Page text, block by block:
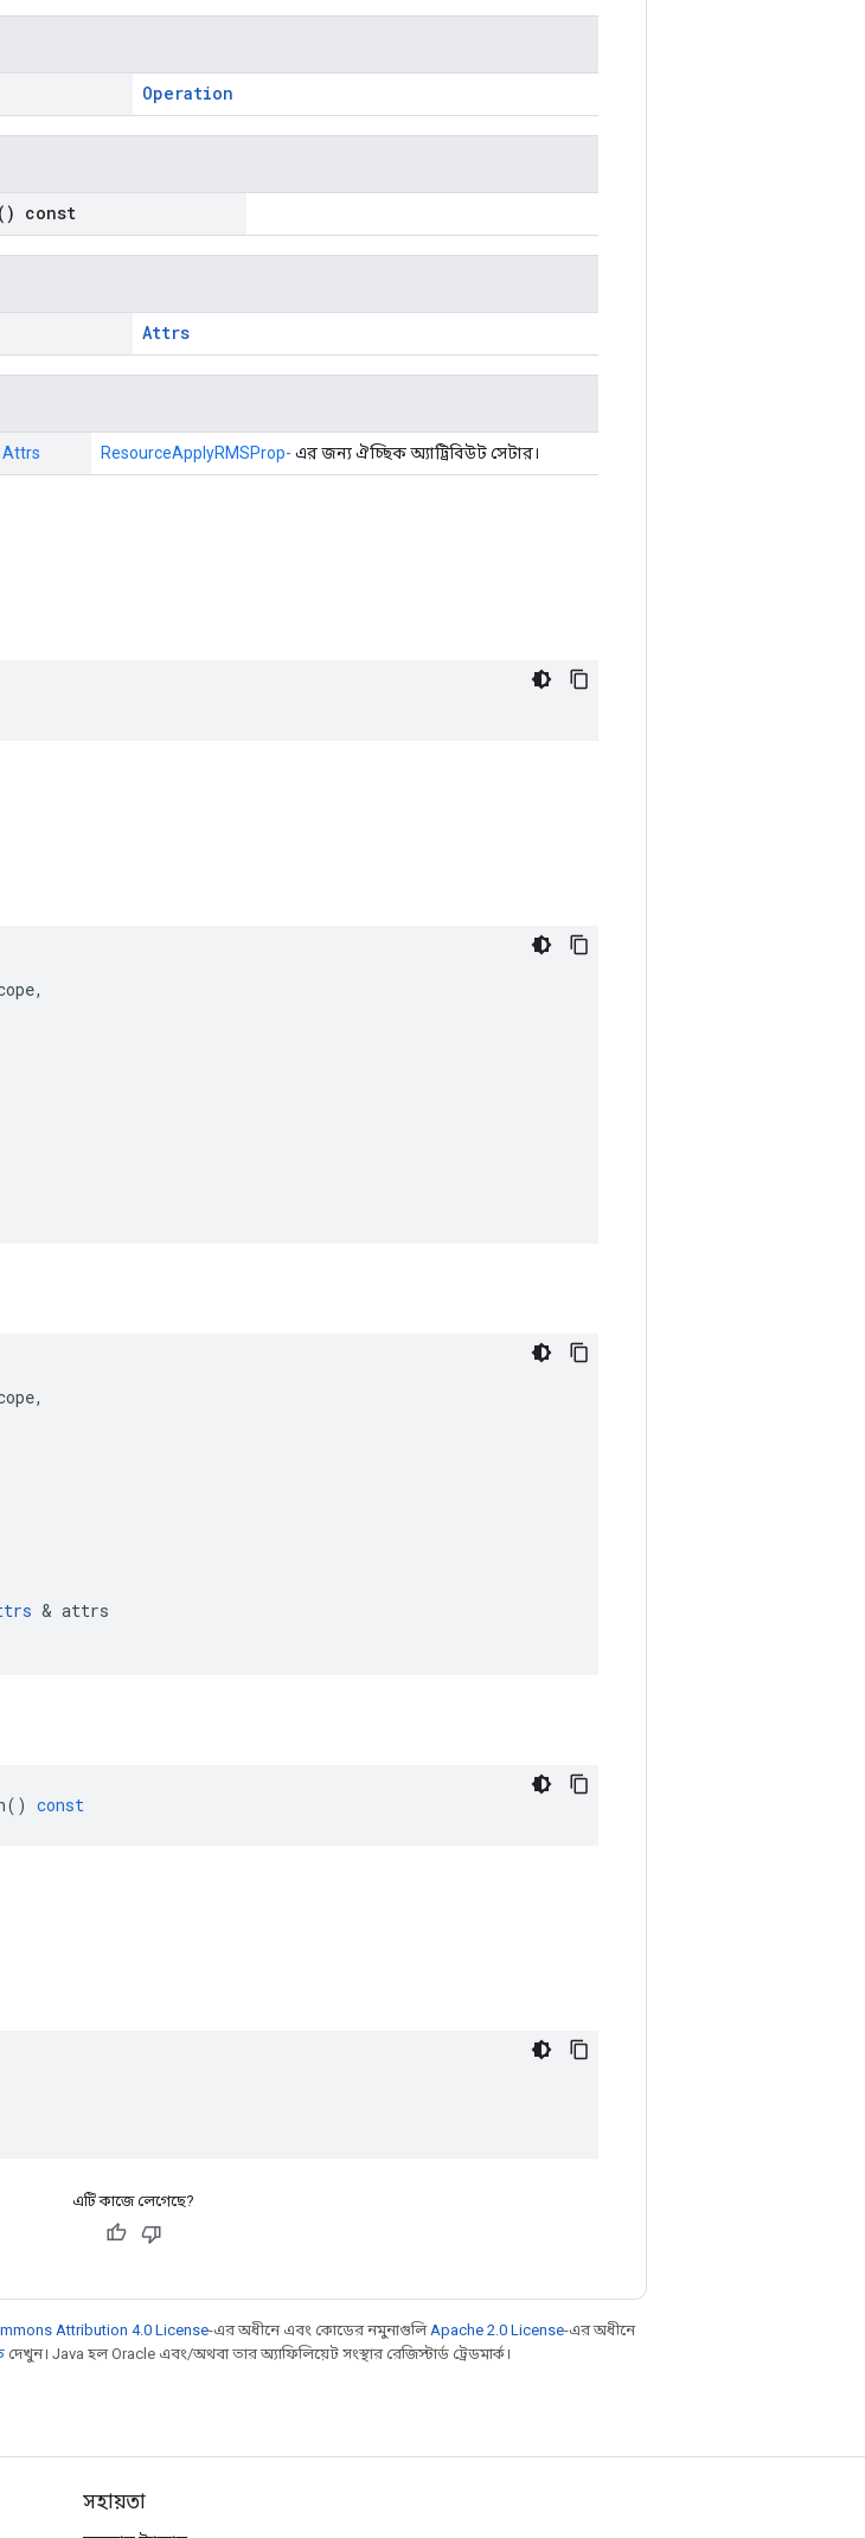
Operation
const
Attrs
Attrs ResourceApplyRMSProp- এর জন্য ঐচ্ছিক অ্যাট্রিবিউট সেটার।
,
,
& attrs
() const
এটি কাজে লেগেছে?
Attribution 4.0 License-এর অধীনে এবং কোডের নমুনাগুলি Apache 2.0 License-এর অধীনে
দেখুন। Java হল Oracle এবং/অথবা তার অ্যাফিলিয়েট সংস্থার রেজিস্টার্ড ট্রেডমার্ক।
সহায়তা